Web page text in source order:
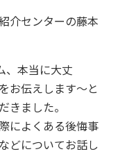
介センターの藤本
、本当に大丈
お伝えします～と
きました。
によくある後悔事
どについてお話し